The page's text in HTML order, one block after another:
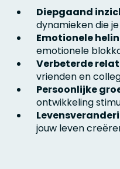
Diepgaand
dynamieken die
Emotionele
emotionele
Verbeterde
vrienden en
Persoonlijke
ontwikkeling
jouw leven